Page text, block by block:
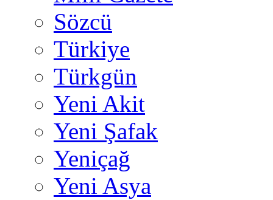
Sözcü
Türkiye
Türkgün
Yeni Akit
Yeni Şafak
Yeniçağ
Yeni Asya